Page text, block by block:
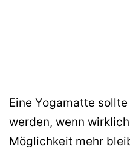
Eine Yogamatte
werden, wenn
Möglichkeit mehr